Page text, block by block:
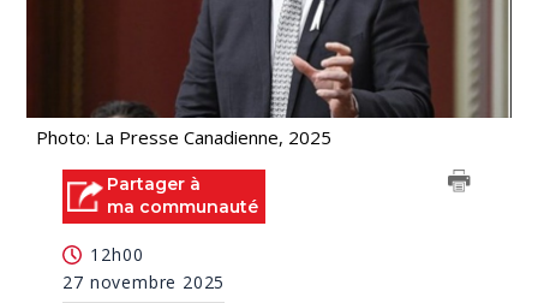
Photo: La Presse Canadienne, 2025
Partager à
ma communauté
12h00
27 novembre 2025